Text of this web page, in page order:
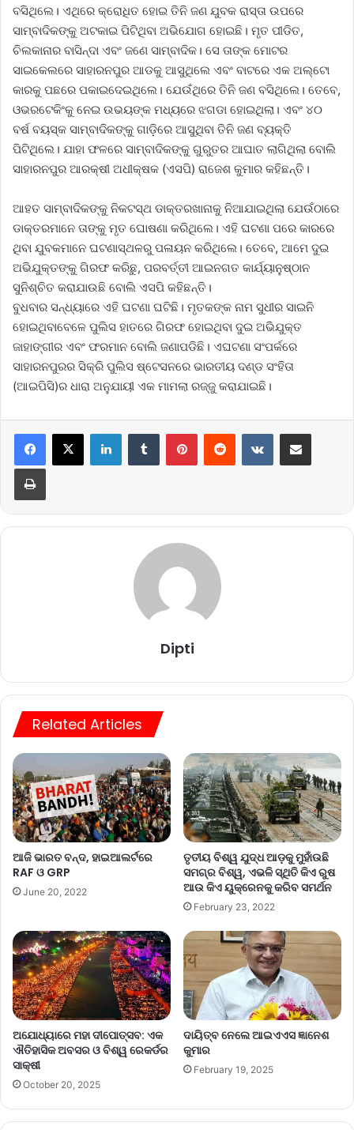
ବସିଥିଲେ। ଏଥିରେ କ୍ରୋଧିତ ହୋଇ ତିନି ଜଣ ଯୁବକ ରାସ୍ତା ଉପରେ
ସାମ୍ବାଦିକଙ୍କୁ ଅଟକାଇ ପିଟିଥିବା ଅଭିଯୋଗ ହୋଇଛି। ମୃତ ପୀଡିତ,
ଚିଲକାନାର ବାସିନ୍ଦା ଏବଂ ଜଣେ ସାମ୍ବାଦିକ। ସେ ତାଙ୍କ ମୋଟର
ସାଇକେଲରେ ସାହାରନପୁର ଆଡକୁ ଆସୁଥିଲେ ଏବଂ ବାଟରେ ଏକ ଅଲ୍‌ଟୋ
କାରକୁ ପଛରେ ପକାଇଦେଇଥିଲେ। ଯେଉଁଥିରେ ତିନି ଜଣ ବସିଥିଲେ। ତେବେ,
ଓଭରଟେକିଂକୁ ନେଇ ଉଭୟଙ୍କ ମଧ୍ୟରେ ଝଗଡା ହୋଇଥିଲା। ଏବଂ ୪୦
ବର୍ଷ ବୟସ୍କ ସାମ୍ବାଦିକଙ୍କୁ ଗାଡ଼ିରେ ଆସୁଥିବା ତିନି ଜଣ ବ୍ୟକ୍ତି
ପିଟିଥିଲେ। ଯାହା ଫଳରେ ସାମ୍ବାଦିକଙ୍କୁ ଗୁରୁତର ଆଘାତ ଲାଗିଥିଲା ବୋଲି
ସାହାରନପୁର ଆରକ୍ଷୀ ଅଧୀକ୍ଷକ (ଏସପି) ରାଜେଶ କୁମାର କହିଛନ୍ତି।
ଆହତ ସାମ୍ବାଦିକଙ୍କୁ ନିକଟସ୍ଥ ଡାକ୍ତରଖାନାକୁ ନିଆଯାଇଥିଲା ଯେଉଁଠାରେ
ଡାକ୍ତରମାନେ ତାଙ୍କୁ ମୃତ ଘୋଷଣା କରିଥିଲେ। ଏହି ଘଟଣା ପରେ କାରରେ
ଥିବା ଯୁବକମାନେ ଘଟଣାସ୍ଥଳରୁ ପଳାୟନ କରିଥିଲେ। ତେବେ, ଆମେ ଦୁଇ
ଅଭିଯୁକ୍ତଙ୍କୁ ଗିରଫ କରିଛୁ, ପରବର୍ତ୍ତୀ ଆଇନଗତ କାର୍ଯ୍ୟାନୁଷ୍ଠାନ
ସୁନିଶ୍ଚିତ କରାଯାଉଛି ବୋଲି ଏସପି କହିଛନ୍ତି।
ବୁଧବାର ସନ୍ଧ୍ୟାରେ ଏହି ଘଟଣା ଘଟିଛି। ମୃତକଙ୍କ ନାମ ସୁଧୀର ସାଇନି
ହୋଇଥିବାବେଳେ ପୁଲିସ ହାତରେ ଗିରଫ ହୋଇଥିବା ଦୁଇ ଅଭିଯୁକ୍ତ
ଜାହାଙ୍ଗୀର ଏବଂ ଫରମାନ ବୋଲି ଜଣାପଡିଛି। ଏଘଟଣା ସଂପର୍କରେ
ସାହାରନପୁରର ସିକ୍ରି ପୁଲିସ ଷ୍ଟେସନରେ ଭାରତୀୟ ଦଣ୍ଡ ସଂହିତା
(ଆଇପିସି)ର ଧାରା ଅନୁଯାୟୀ ଏକ ମାମଲା ରଜ୍ଜୁ କରାଯାଇଛି।
Dipti
Related Articles
ଆଜି ଭାରତ ବନ୍ଦ, ହାଇଆଲର୍ଟରେ
RAF ଓ GRP
June 20, 2022
ତୃତୀୟ ବିଶ୍ୱ ଯୁଦ୍ଧ ଆଡ଼କୁ ମୁହାଁଉଛି
ସମଗ୍ର ବିଶ୍ୱ, ଏଭଳି ସ୍ଥିତି କିଏ ରୁଷ
ଆଉ କିଏ ୟୁକ୍ରେନକୁ କରିବ ସମର୍ଥନ
February 23, 2022
ଅଯୋଧ୍ୟାରେ ମହା ଦୀପୋତ୍ସବ: ଏକ
ଐତିହାସିକ ଅବସର ଓ ବିଶ୍ୱ ରେକର୍ଡର
ସାକ୍ଷୀ
October 20, 2025
ଦାୟିତ୍ବ ନେଲେ ଆଇଏଏସ ଜ୍ଞାନେଶ
କୁମାର
February 19, 2025